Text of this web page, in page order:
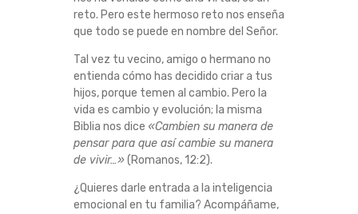
reto. Pero este hermoso reto nos enseña
que todo se puede en nombre del Señor.
Tal vez tu vecino, amigo o hermano no
entienda cómo has decidido criar a tus
hijos, porque temen al cambio. Pero la
vida es cambio y evolución; la misma
Biblia nos dice «Cambien su manera de
pensar para que así cambie su manera
de vivir…» (Romanos, 12:2).
¿Quieres darle entrada a la inteligencia
emocional en tu familia? Acompáñame,